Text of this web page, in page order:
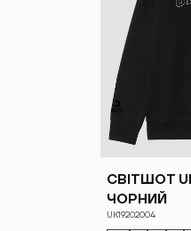
СВІТШОТ
ЧОРНИЙ
UK19202004